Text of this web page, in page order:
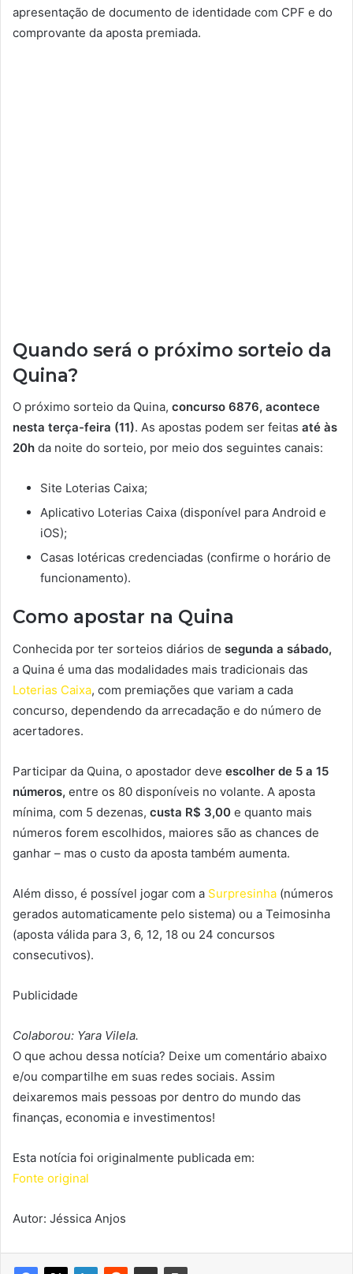
apresentação de documento de identidade com CPF e do
comprovante da aposta premiada.
Quando será o próximo sorteio da
Quina?
O próximo sorteio da Quina, concurso 6876, acontece
nesta terça-feira (11). As apostas podem ser feitas até às
20h da noite do sorteio, por meio dos seguintes canais:
Site Loterias Caixa;
Aplicativo Loterias Caixa (disponível para Android e
iOS);
Casas lotéricas credenciadas (confirme o horário de
funcionamento).
Como apostar na Quina
Conhecida por ter sorteios diários de segunda a sábado,
a Quina é uma das modalidades mais tradicionais das
Loterias Caixa, com premiações que variam a cada
concurso, dependendo da arrecadação e do número de
acertadores.
Participar da Quina, o apostador deve escolher de 5 a 15
números, entre os 80 disponíveis no volante. A aposta
mínima, com 5 dezenas, custa R$ 3,00 e quanto mais
números forem escolhidos, maiores são as chances de
ganhar – mas o custo da aposta também aumenta.
Além disso, é possível jogar com a Surpresinha (números
gerados automaticamente pelo sistema) ou a Teimosinha
(aposta válida para 3, 6, 12, 18 ou 24 concursos
consecutivos).
Publicidade
Colaborou: Yara Vilela.
O que achou dessa notícia? Deixe um comentário abaixo
e/ou compartilhe em suas redes sociais. Assim
deixaremos mais pessoas por dentro do mundo das
finanças, economia e investimentos!
Esta notícia foi originalmente publicada em:
Fonte original
Autor: Jéssica Anjos